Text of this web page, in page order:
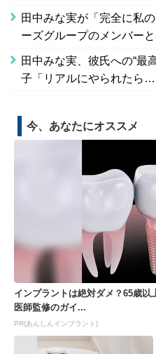
田中みな実が「完全に私
ーズグループのメンバーと
田中みな実、彼氏への“最
子「リアルにやられたら…
今、あなたにオススメ
インプラントは絶対ダメ？65歳
医師監修のガイ...
PR(あんしんインプラント)